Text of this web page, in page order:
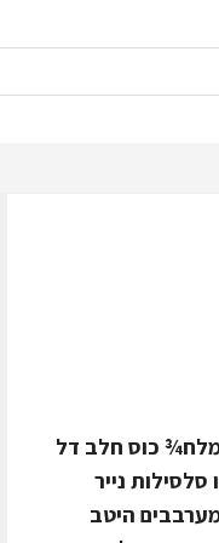
אפייה¾ כפית מלח¾ כוס חלב דל
שקעים או סלסילות נייר
תנור לחום בינוני (180 מעלות).מערבבים היטב